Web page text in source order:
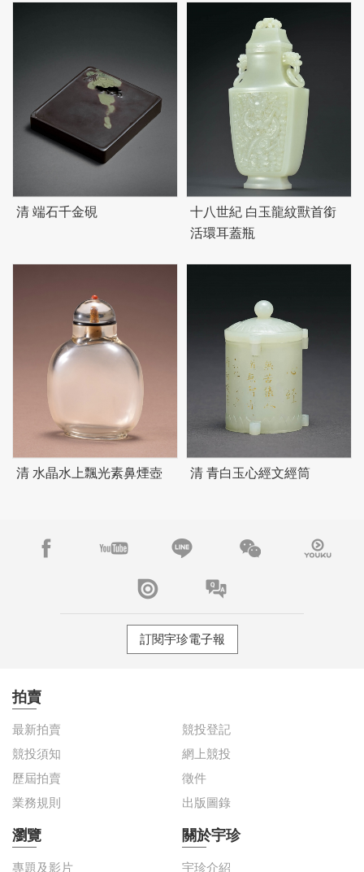
清 端石千金硯
十八世紀 白玉龍紋獸首銜
活環耳蓋瓶
清 水晶水上飄光素鼻煙壺 清 青白玉心經文經筒
訂閱宇珍電子報
拍賣
最新拍賣
競投登記
競投須知
網上競投
歷屆拍賣
徵件
業務規則
出版圖錄
瀏覽
專題及影片
關於宇珍
宇珍介紹